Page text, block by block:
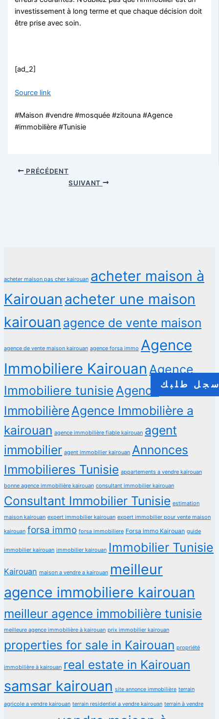
طلبك
investissement à long terme et que chaque décision doit
être prise avec soin.
[ad_2]
Source link
#Maison #vendre #mosquée #zitouna #Agence
#immobilière #Tunisie
PRÉCÉDENT
SUIVANT
acheter maison pas cher kairouan acheter maison à
Kairouan acheter une maison
kairouan agence de vente maison
agence de vente maison kairouan agence forsa immo Agence
Immobiliere Kairouan Agence
Immobiliere tunisie Agence
Immobilière Agence Immobilière a
kairouan agence immobilière fiable kairouan agent
immobilier agent immobilier kairouan Annonces
Immobilieres Tunisie appartements a vendre kairouan
bonne agence immobilière kairouan consultant immobilier kairouan
Consultant Immobilier Tunisie estimation
maison kairouan expert immobilier kairouan expert immobilier pour vente maison
kairouan forsa immo forsa immobiliere Forsa immo Kairouan guide
immobilier kairouan immobilier kairouan Immobilier Tunisie
Kairouan maison a vendre a kairouan meilleur
agence immobiliere kairouan
meilleur agence immobilière tunisie
meilleure agence immobilière à kairouan prix immobilier kairouan
properties for sale in Kairouan propriété
immobilière à kairouan real estate in Kairouan
samsar kairouan site annonce immobilière terrain
agricole a vendre kairouan terrain residentiel a vendre kairouan terrain à vendre